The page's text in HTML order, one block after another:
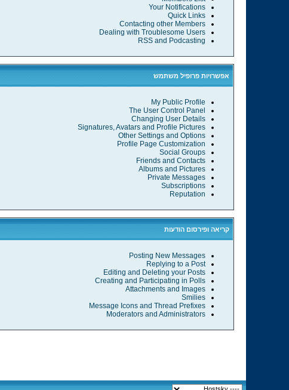
Your Notifications
Quick Links
Contacting other Members
Dealing with Troublesome Users
RSS and Podcasting
אפשרויות פרופיל משתמש
My Public Profile
The User Control Panel
Changing User Details
Signatures, Avatars and Profile Pictures
Other Settings and Options
Profile Page Customization
Social Groups
Friends and Contacts
Albums and Pictures
Private Messages
Subscriptions
Reputation
קריאה ופירסום הודעות
Posting New Messages
Replying to a Post
Editing and Deleting your Posts
Creating and Participating in Polls
Attachments and Images
Smilies
Message Icons and Thread Prefixes
Moderators and Administrators